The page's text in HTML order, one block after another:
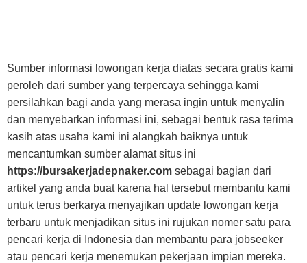
Sumber informasi lowongan kerja diatas secara gratis kami
peroleh dari sumber yang terpercaya sehingga kami
persilahkan bagi anda yang merasa ingin untuk menyalin
dan menyebarkan informasi ini, sebagai bentuk rasa terima
kasih atas usaha kami ini alangkah baiknya untuk
mencantumkan sumber alamat situs ini
https://bursakerjadepnaker.com sebagai bagian dari
artikel yang anda buat karena hal tersebut membantu kami
untuk terus berkarya menyajikan update lowongan kerja
terbaru untuk menjadikan situs ini rujukan nomer satu para
pencari kerja di Indonesia dan membantu para jobseeker
atau pencari kerja menemukan pekerjaan impian mereka.